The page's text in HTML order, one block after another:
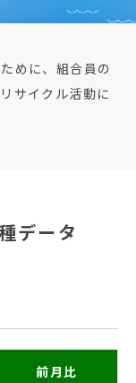
めに、組合員の
サイクル活動に
データ
前月比